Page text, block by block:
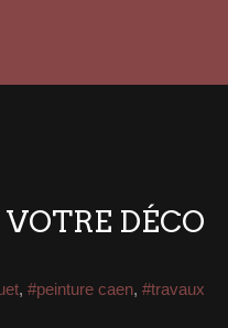
DÉCO
, #peinture caen, #travaux